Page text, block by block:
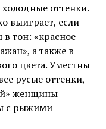
оттенки.
выиграет, если
тон: «красное
а также в
цвета. Уместны
русые оттенки,
женщины
с рыжими